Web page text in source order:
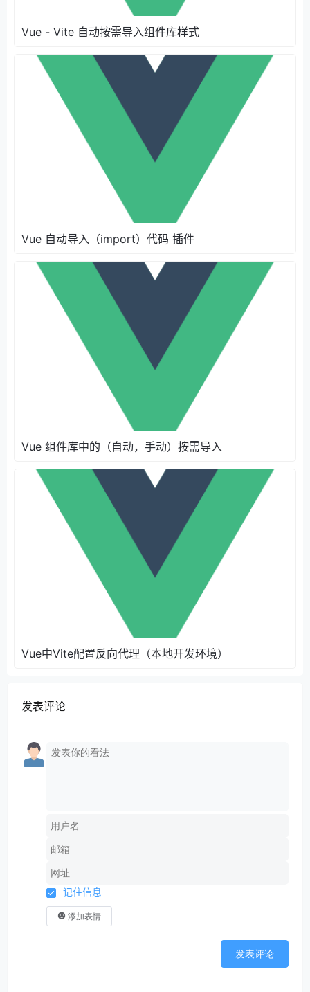
Vue - Vite 自动按需导入组件库样式
Vue 自动导入（import）代码 插件
Vue 组件库中的（自动，手动）按需导入
Vue中Vite配置反向代理（本地开发环境）
发表评论
记住信息
添加表情
发表评论